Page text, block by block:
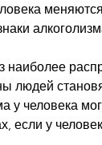
наиболее
людей
у человека
если у